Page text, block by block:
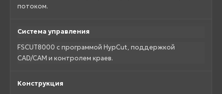
потоком.
Система управления
FSCUT8000 с программой HypCut, поддержкой
CAD/CAM и контролем краев.
Конструкция